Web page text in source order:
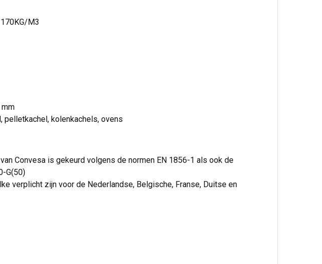
M3
pelletkachel, kolenkachels, ovens
Convesa is gekeurd volgens de normen EN 1856-1 als ook de
G(50)
verplicht zijn voor de Nederlandse, Belgische, Franse, Duitse en